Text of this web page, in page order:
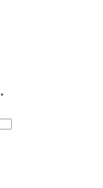
*Erforderlich